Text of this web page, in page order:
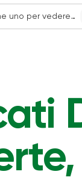
Nessun punto vendita impostato, scegline uno per vedere le offerte.